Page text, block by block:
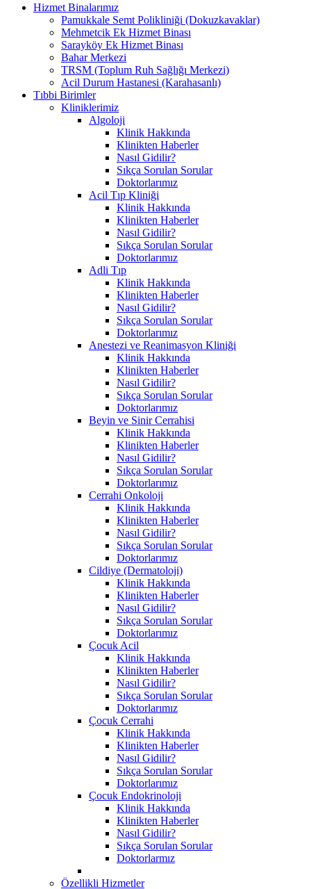
Hizmet Binalarımız
Pamukkale Semt Polikliniği (Dokuzkavaklar)
Mehmetcik Ek Hizmet Binası
Sarayköy Ek Hizmet Binası
Bahar Merkezi
TRSM (Toplum Ruh Sağlığı Merkezi)
Acil Durum Hastanesi (Karahasanlı)
Tıbbi Birimler
Kliniklerimiz
Algoloji
Klinik Hakkında
Klinikten Haberler
Nasıl Gidilir?
Sıkça Sorulan Sorular
Doktorlarımız
Acil Tıp Kliniği
Klinik Hakkında
Klinikten Haberler
Nasıl Gidilir?
Sıkça Sorulan Sorular
Doktorlarımız
Adli Tıp
Klinik Hakkında
Klinikten Haberler
Nasıl Gidilir?
Sıkça Sorulan Sorular
Doktorlarımız
Anestezi ve Reanimasyon Kliniği
Klinik Hakkında
Klinikten Haberler
Nasıl Gidilir?
Sıkça Sorulan Sorular
Doktorlarımız
Beyin ve Sinir Cerrahisi
Klinik Hakkında
Klinikten Haberler
Nasıl Gidilir?
Sıkça Sorulan Sorular
Doktorlarımız
Cerrahi Onkoloji
Klinik Hakkında
Klinikten Haberler
Nasıl Gidilir?
Sıkça Sorulan Sorular
Doktorlarımız
Cildiye (Dermatoloji)
Klinik Hakkında
Klinikten Haberler
Nasıl Gidilir?
Sıkça Sorulan Sorular
Doktorlarımız
Çocuk Acil
Klinik Hakkında
Klinikten Haberler
Nasıl Gidilir?
Sıkça Sorulan Sorular
Doktorlarımız
Çocuk Cerrahi
Klinik Hakkında
Klinikten Haberler
Nasıl Gidilir?
Sıkça Sorulan Sorular
Doktorlarımız
Çocuk Endokrinoloji
Klinik Hakkında
Klinikten Haberler
Nasıl Gidilir?
Sıkça Sorulan Sorular
Doktorlarmız
Özellikli Hizmetler